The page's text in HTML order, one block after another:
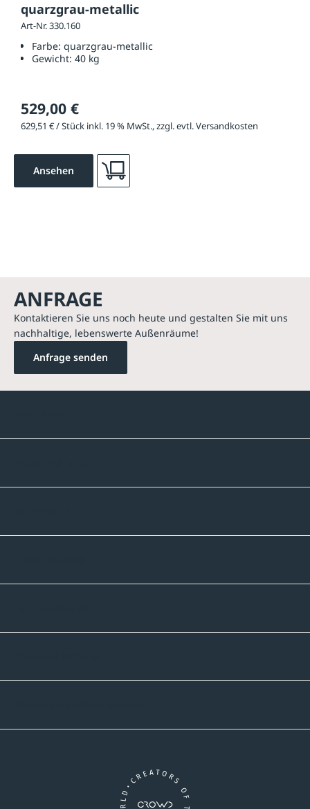
quarzgrau-metallic
Art-Nr. 330.160
Farbe: quarzgrau-metallic
Gewicht: 40 kg
529,00 €
629,51 € / Stück inkl. 19 % MwSt., zzgl. evtl. Versandkosten
Ansehen
ANFRAGE
Kontaktieren Sie uns noch heute und gestalten Sie mit uns
nachhaltige, lebenswerte Außenräume!
Anfrage senden